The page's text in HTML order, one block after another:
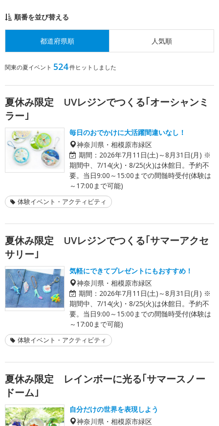
順番を並び替える
都道府県順 人気順
関東の夏イベント 524件ヒットしました
夏休み限定 UVレジンでつくる｢オーシャンミ
ラー｣
毎日のおでかけに大活躍間違いなし！
神奈川県・相模原市緑区
期間： 2026年7月11日(土)～8月31日(月) ※
期間中、7/14(火)・8/25(火)は休館日。予約不
要。当日9:00～15:00までの間髄時受付(体験は
～17:00まで可能)
体験イベント・アクティビティ
夏休み限定 UVレジンでつくる｢サマーアクセ
サリー｣
気軽にできてプレゼントにもおすすめ！
神奈川県・相模原市緑区
期間： 2026年7月11日(土)～8月31日(月) ※
期間中、7/14(火)・8/25(火)は休館日。予約不
要。当日9:00～15:00までの間髄時受付(体験は
～17:00まで可能)
体験イベント・アクティビティ
夏休み限定 レインボーに光る｢サマースノー
ドーム｣
自分だけの世界を表現しよう
神奈川県・相模原市緑区